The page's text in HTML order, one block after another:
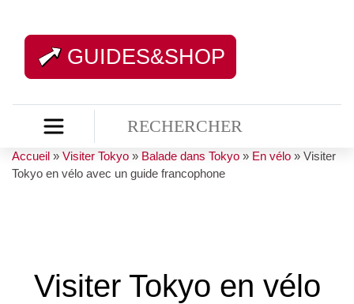
GUIDES&SHOP
Accueil » Visiter Tokyo » Balade dans Tokyo » En vélo » Visiter
Tokyo en vélo avec un guide francophone
Visiter Tokyo en vélo